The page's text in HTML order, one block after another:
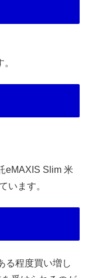
eMAXIS Slim 米
います。
る程度買い増し